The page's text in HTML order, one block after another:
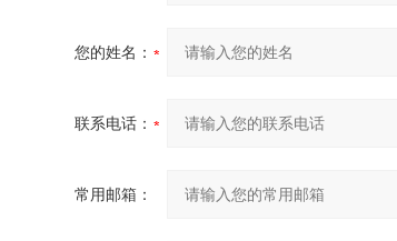
您的姓名：
联系电话：
常用邮箱：